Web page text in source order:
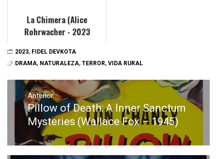
La Chimera (Alice
Rohrwacher - 2023
2023, FIDEL DEVKOTA
DRAMA, NATURALEZA, TERROR, VIDA RURAL
Navegación
de
entradas
Anterior
Entrada
anterior:
Pillow of Death: A Inner Sanctum
Mysteries (Wallace Fox – 1945)